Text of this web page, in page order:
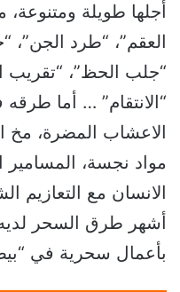
أجلها طويلة ومتنوعة،
العقم”، “طرد الجن”،
“جلب الحظ”، “تقريب
“الانتقام” … أما
الاعشاب المضرة، مخ
مواد نجسة، المسامير
الانسان مع التعازيم
أشهر طرق السحر لديه
بأعمال سحرية في